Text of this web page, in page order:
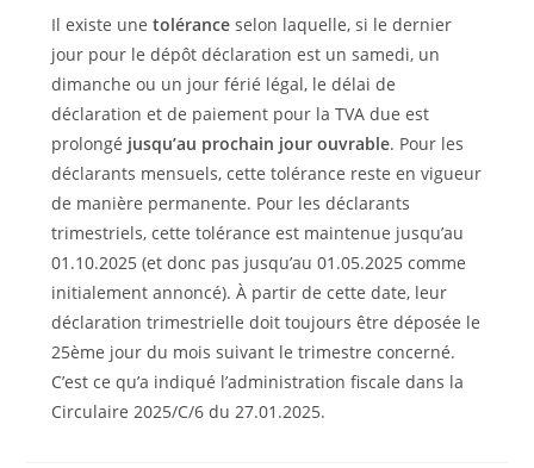
Il existe une toléranceselon laquelle, si le dernier
jour pour le dépôt déclaration est un samedi, un
dimanche ou un jour férié légal, le délai de
déclaration et de paiement pour la TVA due est
prolongé jusqu’au prochain jour ouvrable. Pour les
déclarants mensuels, cette tolérance reste en vigueur
de manière permanente. Pour les déclarants
trimestriels, cette tolérance est maintenue jusqu’au
01.10.2025 (et donc pas jusqu’au 01.05.2025 comme
initialement annoncé). À partir de cette date, leur
déclaration trimestrielle doit toujours être déposée le
25ème jour du mois suivant le trimestre concerné.
C’est ce qu’a indiqué l’administration fiscale dans la
Circulaire 2025/C/6 du 27.01.2025.